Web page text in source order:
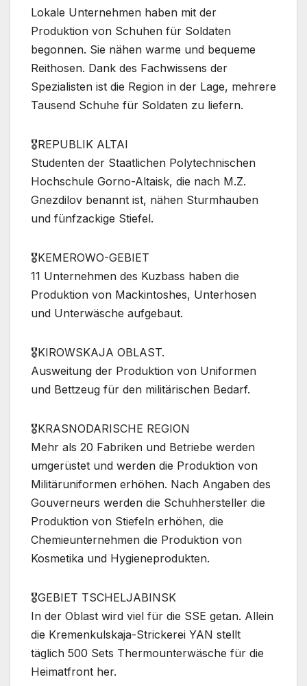
Lokale Unternehmen haben mit der
Produktion von Schuhen für Soldaten
begonnen. Sie nähen warme und bequeme
Reithosen. Dank des Fachwissens der
Spezialisten ist die Region in der Lage, mehrere
Tausend Schuhe für Soldaten zu liefern.
🎖REPUBLIK ALTAI
Studenten der Staatlichen Polytechnischen
Hochschule Gorno-Altaisk, die nach M.Z.
Gnezdilov benannt ist, nähen Sturmhauben
und fünfzackige Stiefel.
🎖KEMEROWO-GEBIET
11 Unternehmen des Kuzbass haben die
Produktion von Mackintoshes, Unterhosen
und Unterwäsche aufgebaut.
🎖KIROWSKAJA OBLAST.
Ausweitung der Produktion von Uniformen
und Bettzeug für den militärischen Bedarf.
🎖KRASNODARISCHE REGION
Mehr als 20 Fabriken und Betriebe werden
umgerüstet und werden die Produktion von
Militäruniformen erhöhen. Nach Angaben des
Gouverneurs werden die Schuhhersteller die
Produktion von Stiefeln erhöhen, die
Chemieunternehmen die Produktion von
Kosmetika und Hygieneprodukten.
🎖GEBIET TSCHELJABINSK
In der Oblast wird viel für die SSE getan. Allein
die Kremenkulskaja-Strickerei YAN stellt
täglich 500 Sets Thermounterwäsche für die
Heimatfront her.